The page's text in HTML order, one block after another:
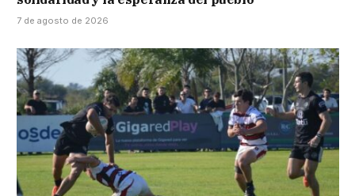
7 de agosto de 2026